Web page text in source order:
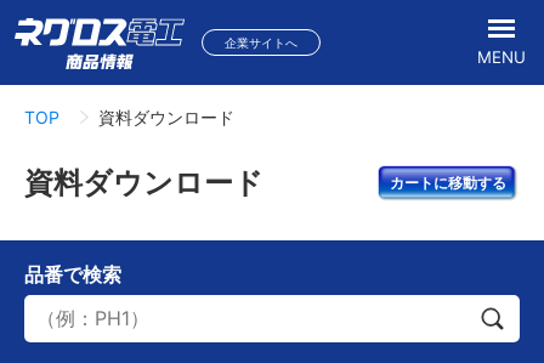
企業サイトへ
MENU
TOP 資料ダウンロード
資料ダウンロード カートに移動する
品番で検索